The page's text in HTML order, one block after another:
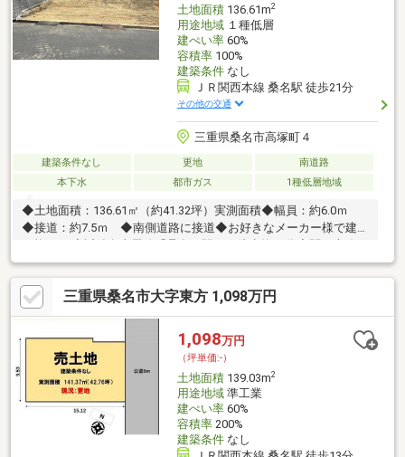
土地面積136.61m2
用途地域１種低層
建ぺい率60%
容積率100%
建築条件なし
ＪＲ関西本線 桑名駅 徒歩21分
その他の交通
三重県桑名市高塚町４
建築条件なし 更地
南道路
本下水
都市ガス 1種低層地域
◆土地面積：136.61㎡（約41.32坪）実測面積◆幅員：約6.0ｍ
◆接道：約7.5ｍ ◆南側道路に接道◆お好きなメーカー様で建築
「桑名」駅まで徒歩約22分
三重県桑名市大字東方 1,098万円
1,098万円
（坪単価:-）
土地面積139.03m2
用途地域準工業
建ぺい率60%
容積率200%
建築条件なし